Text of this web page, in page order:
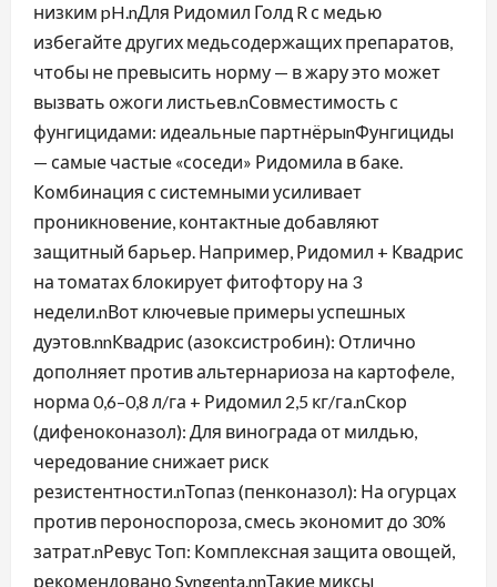
низким pH.nДля Ридомил Голд R с медью
избегайте других медьсодержащих препаратов,
чтобы не превысить норму — в жару это может
вызвать ожоги листьев.nСовместимость с
фунгицидами: идеальные партнёрыnФунгициды
— самые частые «соседи» Ридомила в баке.
Комбинация с системными усиливает
проникновение, контактные добавляют
защитный барьер. Например, Ридомил + Квадрис
на томатах блокирует фитофтору на 3
недели.nВот ключевые примеры успешных
дуэтов.nnКвадрис (азоксистробин): Отлично
дополняет против альтернариоза на картофеле,
норма 0,6–0,8 л/га + Ридомил 2,5 кг/га.nСкор
(дифеноконазол): Для винограда от милдью,
чередование снижает риск
резистентности.nТопаз (пенконазол): На огурцах
против пероноспороза, смесь экономит до 30%
затрат.nРевус Топ: Комплексная защита овощей,
рекомендовано Syngenta.nnТакие миксы